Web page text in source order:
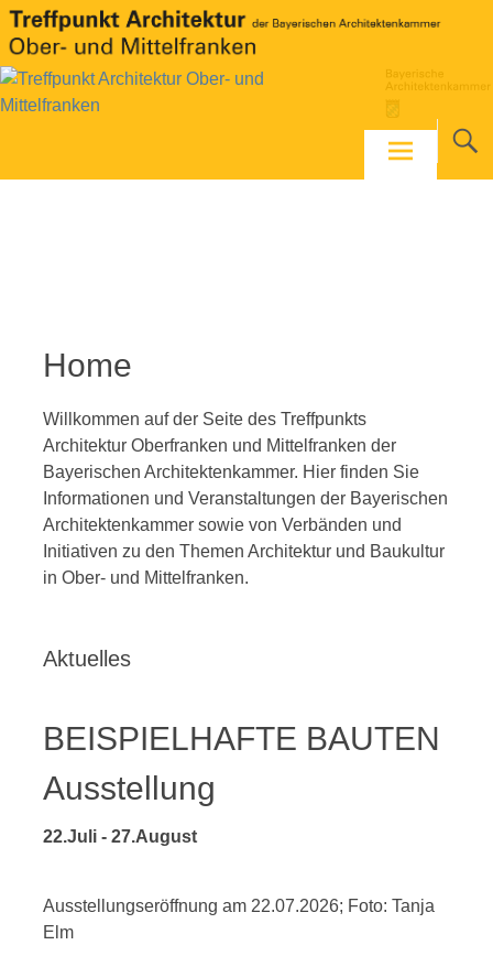
Skip
to
content
Home
Willkommen auf der Seite des Treffpunkts
Architektur Oberfranken und Mittelfranken der
Bayerischen Architektenkammer. Hier finden Sie
Informationen und Veranstaltungen der Bayerischen
Architektenkammer sowie von Verbänden und
Initiativen zu den Themen Architektur und Baukultur
in Ober- und Mittelfranken.
Aktuelles
BEISPIELHAFTE BAUTEN
Ausstellung
22.Juli- 27.August
Ausstellungseröffnung am 22.07.2026; Foto: Tanja
Elm